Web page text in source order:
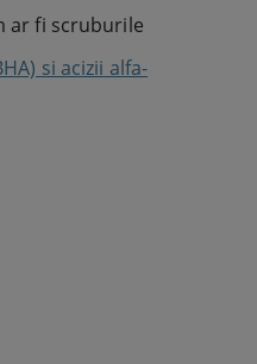
ar fi scruburile
si acizii alfa-